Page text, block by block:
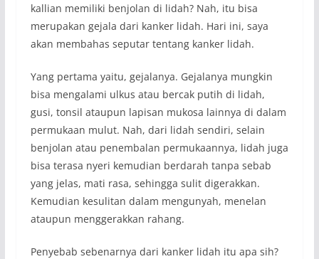
kallian memiliki benjolan di lidah? Nah, itu bisa
merupakan gejala dari kanker lidah. Hari ini, saya
akan membahas seputar tentang kanker lidah.
Yang pertama yaitu, gejalanya. Gejalanya mungkin
bisa mengalami ulkus atau bercak putih di lidah,
gusi, tonsil ataupun lapisan mukosa lainnya di dalam
permukaan mulut. Nah, dari lidah sendiri, selain
benjolan atau penembalan permukaannya, lidah juga
bisa terasa nyeri kemudian berdarah tanpa sebab
yang jelas, mati rasa, sehingga sulit digerakkan.
Kemudian kesulitan dalam mengunyah, menelan
ataupun menggerakkan rahang.
Penyebab sebenarnya dari kanker lidah itu apa sih?